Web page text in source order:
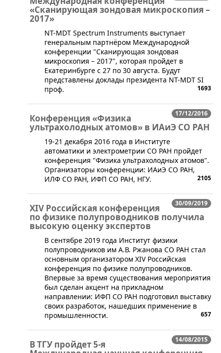
«Сканирующая зондовая микроскопия –
2017»
NT-MDT Spectrum Instruments выступает
генеральным партнёром Международной
конференции "Сканирующая зондовая
микроскопия – 2017", которая пройдет в
Екатеринбурге с 27 по 30 августа. Будут
представлены доклады президента NT-MDT SI
проф.
1693
17/12/2016
Конференция «Физика
ультрахолодных атомов» в ИАиЭ СО РАН
19-21 декабря 2016 года в Институте
автоматики и электрометрии СО РАН пройдет
конференция "Физика ультрахолодных атомов".
Организаторы конференции: ИАиЭ СО РАН,
ИЛФ СО РАН, ИФП СО РАН, НГУ.
2105
30/09/2019
XIV Российская конференция
по физике полупроводников получила
высокую оценку экспертов
​В сентябре 2019 года Институт физики
полупроводников им А.В. Ржанова СО РАН стал
основным организатором XIV Российская
конференция по физике полупроводников.
Впервые за время существования мероприятия
был сделан акцент на прикладном
направлении: ИФП СО РАН подготовил выставку
своих разработок, нашедших применение в
промышленности.
657
14/08/2015
В ТГУ пройдет 5-я